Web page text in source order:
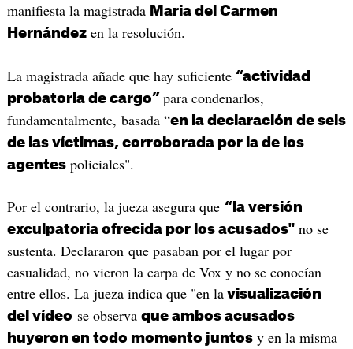
manifiesta la magistrada Maria del Carmen
Hernándezen la resolución.
La magistrada añade que hay suficiente “actividad
probatoria de cargo” para condenarlos,
fundamentalmente, basada “en la declaración de seis
de las víctimas, corroborada por la de los
agentespoliciales".
Por el contrario, la jueza asegura que “la versión
exculpatoria ofrecida por los acusados" no se
sustenta. Declararon que pasaban por el lugar por
casualidad, no vieron la carpa de Vox y no se conocían
entre ellos. La jueza indica que "en lavisualización
del vídeo se observa que ambos acusados
huyeron en todo momento juntosy en la misma